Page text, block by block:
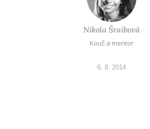
Nikola Šraibová
Kouč a mentor
6. 8. 2014